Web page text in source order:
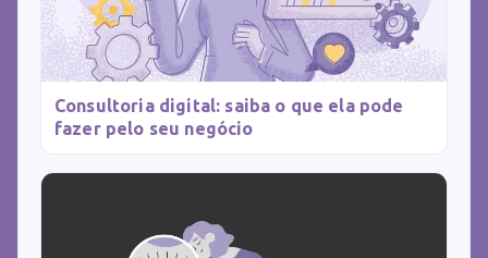
Consultoria digital: saiba o que ela pode
fazer pelo seu negócio